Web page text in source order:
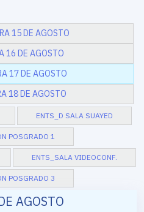
15 DE AGOSTO
16 DE AGOSTO
17 DE AGOSTO
18 DE AGOSTO
ENTS_D SALA SUAYED
POSGRADO 1
ENTS_SALA VIDEOCONF.
POSGRADO 3
AGOSTO